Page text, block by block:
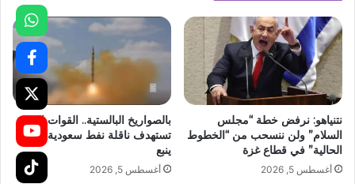
نتنياهو: نرفض خطة “مجلس
السلام” ولن ننسحب من “الخطوط
الحالية” في قطاع غزة
أغسطس 5, 2026
بالصواريخ البالستية.. القوات اليمنية
تستهدف ناقلة نفط سعودية قبالة
ينبع
أغسطس 5, 2026